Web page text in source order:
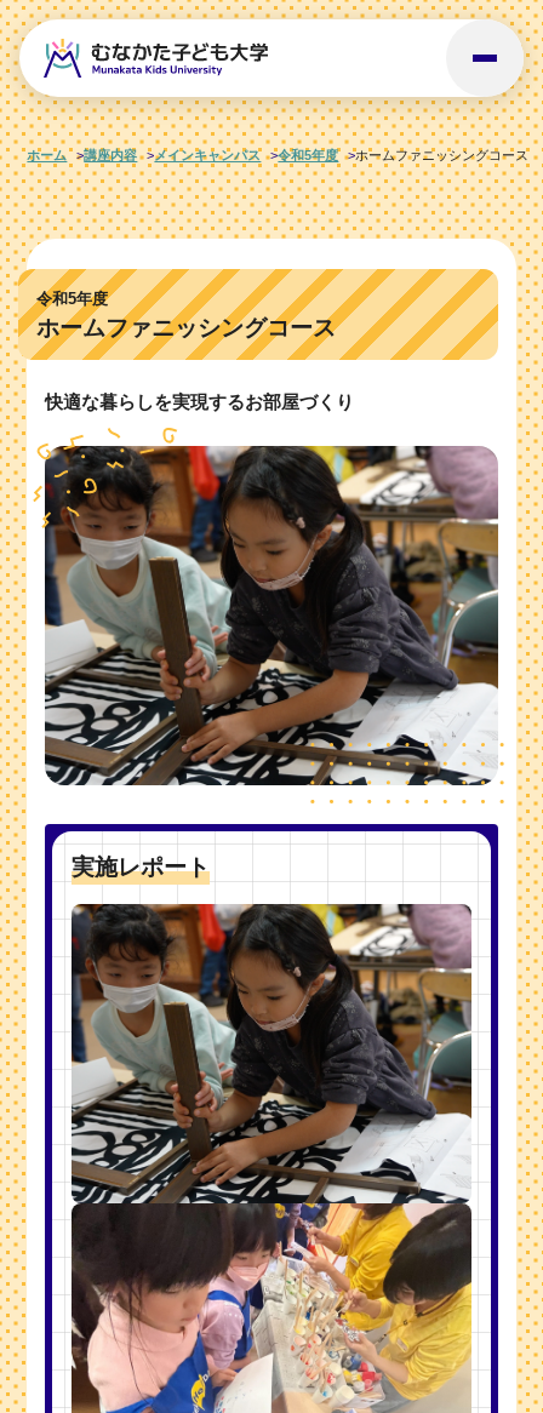
ホーム 講座内容 メインキャンパス 令和5年度 ホームファニッシングコース
令和5年度
ホームファニッシングコース
快適な暮らしを実現するお部屋づくり
実施レポート